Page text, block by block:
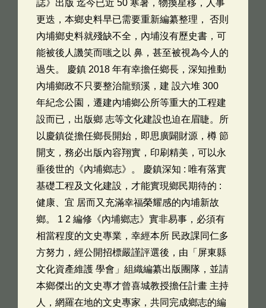
誌》出版 迄今已近 50 寒暑，物換星移，人事
更迭，本鄉史料早已需要重新編纂整理， 否則
內埔鄉史料就殘缺不全，內埔沒有歷史書，可
能被後人譏笑而嗤之以 鼻，甚至被視為今人的
過失。 慶鎮 2018 年有幸擔任鄉長，深知推動
內埔鄉政不只要整治龍頸溪，建 設六堆 300
年紀念公園，遷建內埔鄉公所等重大的工程建
設而已，出版鄉 志等文化建設也迫在眉睫。所
以慶鎮從擔任鄉長開始，即思廣闢財源，樽 節
開支，務必出版內容翔實，印刷精美，可以永
垂後世的《內埔鄉志》。 慶鎮深知 : 唯有落實
基礎工程及文化建設，才能實現鄉民期待的 :
健康、宜 居而又充滿幸福榮耀感的內埔新故
鄉。 1 2 編修《內埔鄉志》實非易事，必須有
相當程度的文史專業，幸經本所 民政課同仁多
方努力，經公開招標嚴謹評選後，由「屏東縣
文化資產維護 學會」組織編纂出版團隊，並請
本鄉傑出的文史專才曾喜城教授擔任計畫 主持
人，網羅在地的文史專家，共同完成鄉志的編